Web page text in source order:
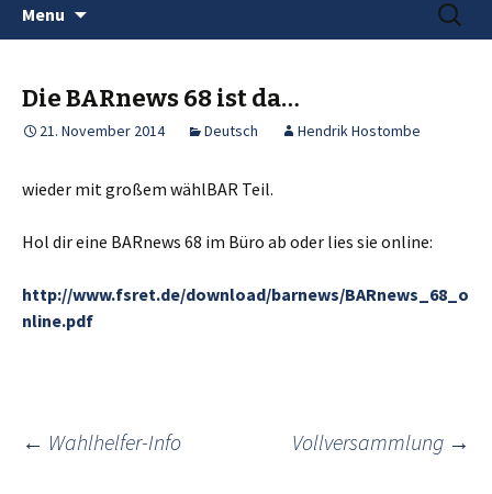
Menu
for:
Die BARnews 68 ist da…
21. November 2014 Deutsch Hendrik Hostombe
wieder mit großem wählBAR Teil.
Hol dir eine BARnews 68 im Büro ab oder lies sie online:
http://www.fsret.de/download/barnews/BARnews_68_o
nline.pdf
Post
← Wahlhelfer-Info Vollversammlung →